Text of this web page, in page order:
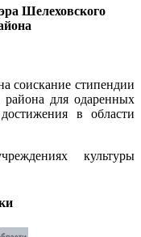
Шелеховского
соискание стипендии
для одаренных
в области
культуры